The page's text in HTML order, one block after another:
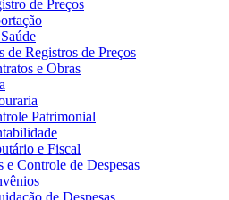
de Preços
de Registros de Preços
e Obras
Patrimonial
e Fiscal
e Controle de Despesas
de Despesas